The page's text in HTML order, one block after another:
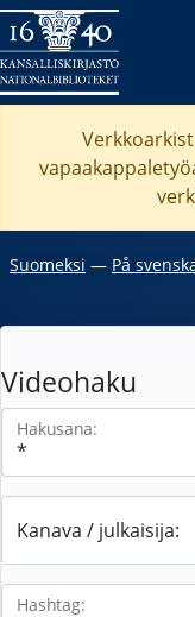
Suomeksi ― På
Videohaku
Hakusana:
Kanava / julkaisija:
Hashtag: